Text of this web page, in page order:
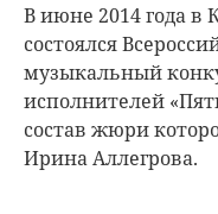
В июне 2014 года в
состоялся
музыкальный
исполнителей
состав жюри
Ирина Аллегрова.